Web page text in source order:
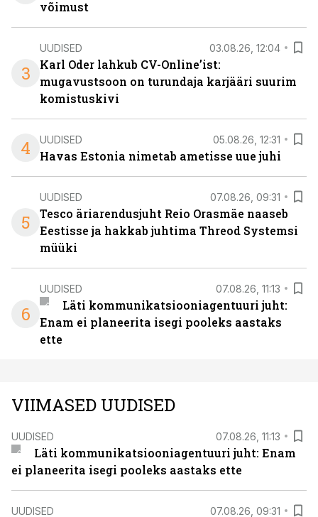
võimust
3
UUDISED 03.08.26, 12:04
Karl Oder lahkub CV-Online’ist:
mugavustsoon on turundaja karjääri suurim
komistuskivi
4 UUDISED 05.08.26, 12:31
Havas Estonia nimetab ametisse uue juhi
5
UUDISED 07.08.26, 09:31
Tesco äriarendusjuht Reio Orasmäe naaseb
Eestisse ja hakkab juhtima Threod Systemsi
müüki
6
UUDISED 07.08.26, 11:13
Läti kommunikatsiooniagentuuri juht:
Enam ei planeerita isegi pooleks aastaks
ette
VIIMASED UUDISED
UUDISED 07.08.26, 11:13
Läti kommunikatsiooniagentuuri juht: Enam
ei planeerita isegi pooleks aastaks ette
UUDISED 07.08.26, 09:31